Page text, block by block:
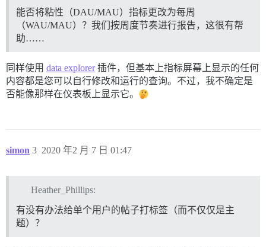
能否将粘性（DAU/MAU）指标更改为每周
（WAU/MAU）？我们按周度节奏进行报告，这很有帮
助……
同样使用 data explorer插件，但基本上指标屏幕上显示的任何
内容都是您可以自行修改和运行的查询。不过，我不确定是
否能像那样在仪表板上显示它。
simon 2020 年2 月 7 日 01:47
3
Heather_Phillips:
有没有办法给单个用户的帖子打标签（而不仅仅是主
题）？